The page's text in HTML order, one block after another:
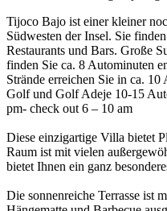
Tijoco Bajo ist einer kleiner
Südwesten der Insel. Sie
Restaurants und Bars. Große
finden Sie ca. 8 Autominuten
Strände erreichen Sie in ca.
Golf und Golf Adeje 10-15
pm- check out 6 – 10 am
Diese einzigartige Villa bietet
Raum ist mit vielen
bietet Ihnen ein ganz
Die sonnenreiche Terrasse ist